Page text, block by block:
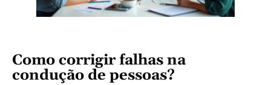
Como corrigir falhas na
condução de pessoas?